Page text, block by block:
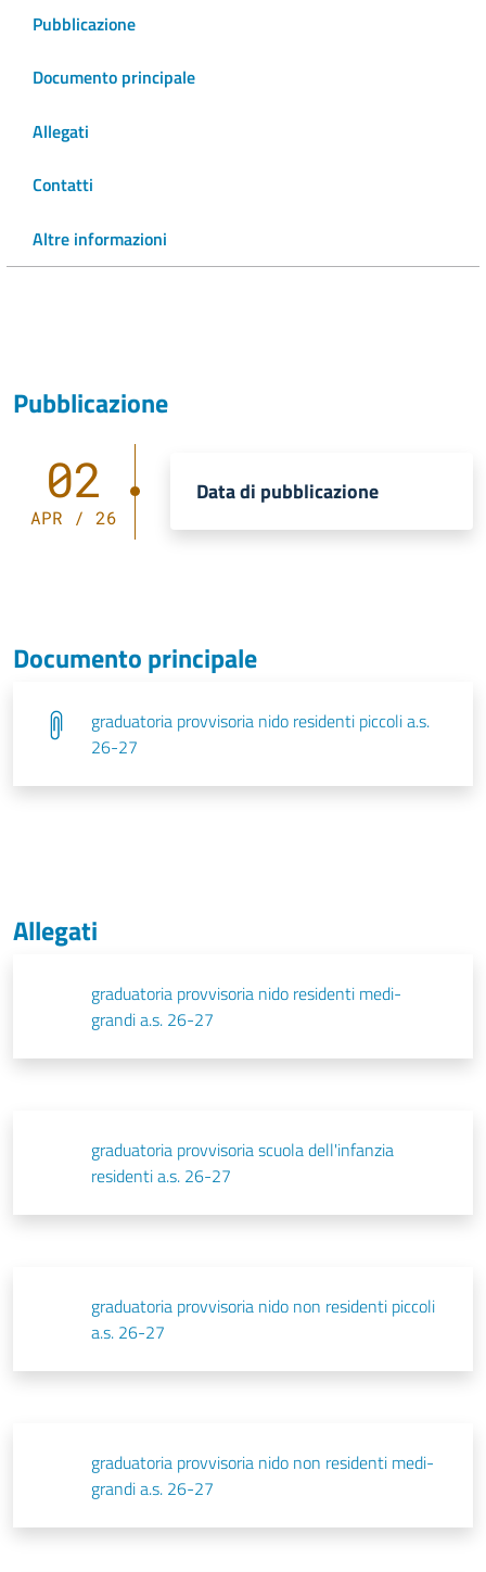
Pubblicazione
Documento principale
Allegati
Contatti
Altre informazioni
Pubblicazione
02
APR / 26
Data di pubblicazione
Documento principale
graduatoria provvisoria nido residenti piccoli a.s.
26-27
Allegati
graduatoria provvisoria nido residenti medi-
grandi a.s. 26-27
graduatoria provvisoria scuola dell'infanzia
residenti a.s. 26-27
graduatoria provvisoria nido non residenti piccoli
a.s. 26-27
graduatoria provvisoria nido non residenti medi-
grandi a.s. 26-27